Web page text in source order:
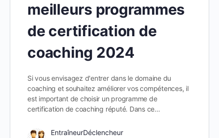
meilleurs programmes
de certification de
coaching 2024
Si vous envisagez d'entrer dans le domaine du
coaching et souhaitez améliorer vos compétences, il
est important de choisir un programme de
certification de coaching réputé. Dans ce…
EntraîneurDéclencheur